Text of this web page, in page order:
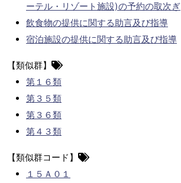
ーテル・リゾート施設)の予約の取次ぎ
飲食物の提供に関する助言及び指導
宿泊施設の提供に関する助言及び指導
【類似群】
第１６類
第３５類
第３６類
第４３類
【類似群コード】
１５Ａ０１